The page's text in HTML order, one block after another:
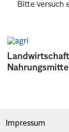
Bitte versuch
Impressum